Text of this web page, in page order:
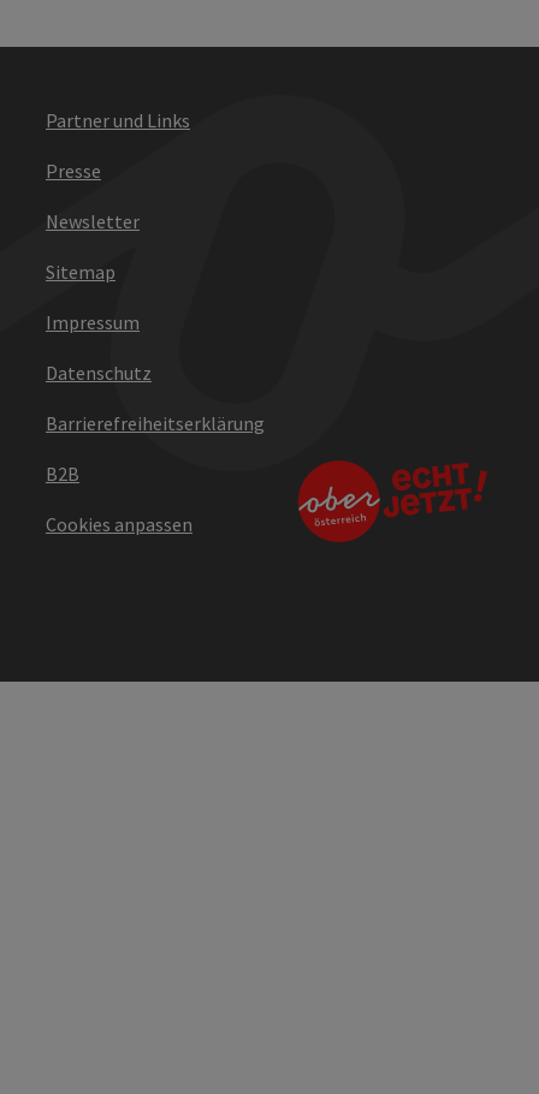
Partner und Links
Presse
Newsletter
Sitemap
Impressum
Datenschutz
Barrierefreiheitserklärung
B2B
Cookies anpassen